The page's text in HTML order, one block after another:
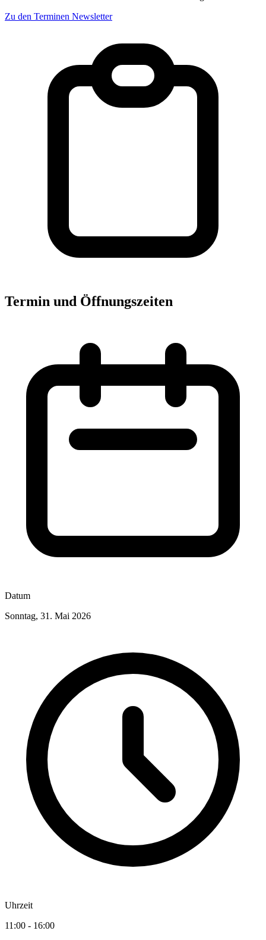
Zu den Terminen Newsletter
Termin und Öffnungszeiten
Datum
Sonntag, 31. Mai 2026
Uhrzeit
11:00 - 16:00